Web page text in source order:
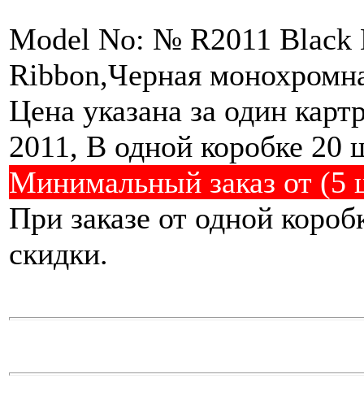
Model No: № R2011 Black
Ribbon,Черная
Цена указана за один
2011, В одной коробке 20
Минимальный заказ от (5
При заказе от одной
скидки.